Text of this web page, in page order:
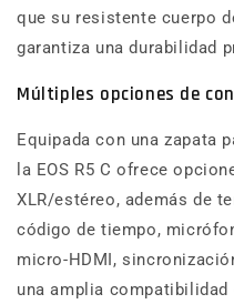
que su resistente cuerpo
garantiza una durabilidad
Múltiples opciones de
Equipada con una zapata
la EOS R5 C ofrece
XLR/estéreo, además de
código de tiempo,
micro-HDMI,
una amplia